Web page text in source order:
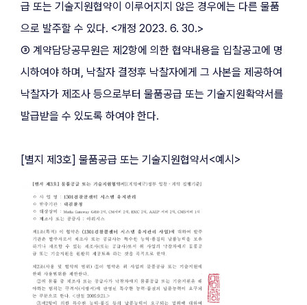
급 또는 기술지원협약이 이루어지지 않은 경우에는 다른 물품
으로 발주할 수 있다. <개정 2023. 6. 30.>
③ 계약담당공무원은 제2항에 의한 협약내용을 입찰공고에 명
시하여야 하며, 낙찰자 결정후 낙찰자에게 그 사본을 제공하여
낙찰자가 제조사 등으로부터 물품공급 또는 기술지원확약서를
발급받을 수 있도록 하여야 한다.
[별지 제3호] 물품공급 또는 기술지원협약서<예시>